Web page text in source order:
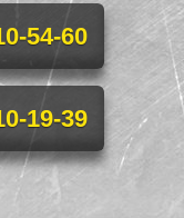
54-60
19-39